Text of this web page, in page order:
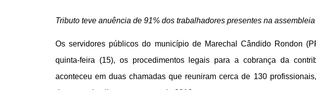
Tributo teve anuência de 91% dos trabalhadores presentes na assembleia
Os servidores públicos do município de Marechal Cândido Rondon
quinta-feira (15), os procedimentos legais para a cobrança da
aconteceu em duas chamadas que reuniram cerca de 130